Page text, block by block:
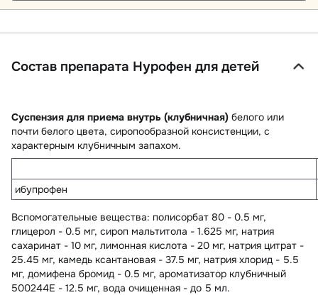
Состав препарата Нурофен для детей
Суспензия для приема внутрь (клубничная) белого или
почти белого цвета, сиропообразной консистенции, с
характерным клубничным запахом.
ибупрофен
Вспомогательные вещества: полисорбат 80 - 0.5 мг,
глицерол - 0.5 мг, сироп мальтитола - 1.625 мг, натрия
сахаринат - 10 мг, лимонная кислота - 20 мг, натрия цитрат -
25.45 мг, камедь ксантановая - 37.5 мг, натрия хлорид - 5.5
мг, домифена бромид - 0.5 мг, ароматизатор клубничный
500244E - 12.5 мг, вода очищенная - до 5 мл.